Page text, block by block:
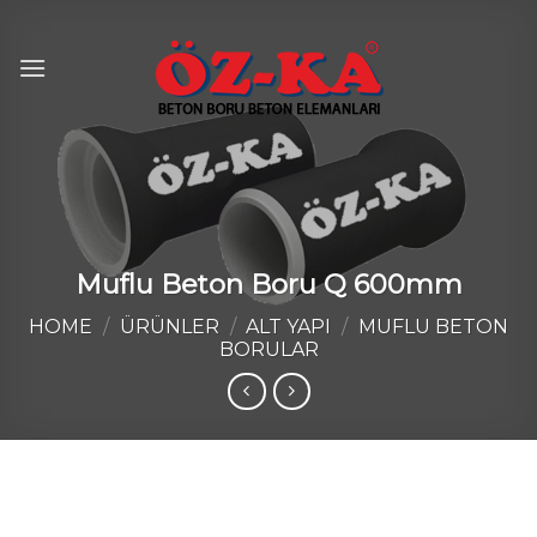
content
Muflu Beton Boru Q 600mm
HOME / ÜRÜNLER / ALT YAPI /
MUFLU BETON
BORULAR